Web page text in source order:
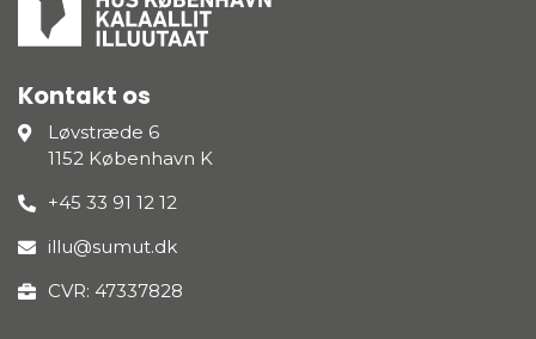
Kontakt os
Løvstræde 6
1152 København K
+45 33 91 12 12
illu@sumut.dk
CVR: 47337828